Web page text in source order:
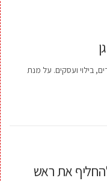
בילוי ועסקים. על מנת
את ראש